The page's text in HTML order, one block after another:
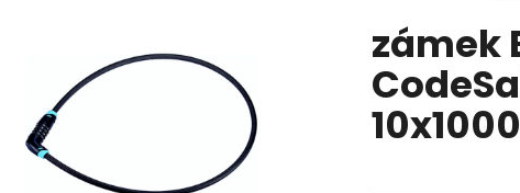
produktu
je
0,0
z
5
hvězdiček.
zámek
Doporučujeme